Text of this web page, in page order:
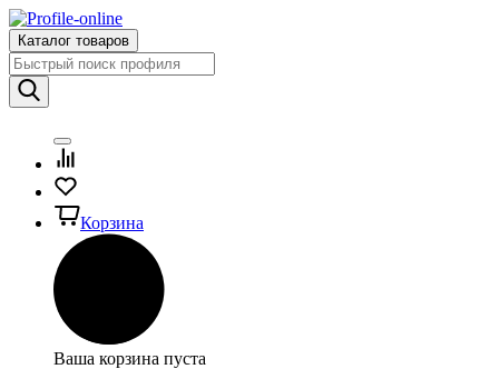
Каталог товаров
Корзина
Ваша корзина пуста